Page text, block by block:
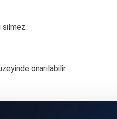
silmez.
onarılabilir.